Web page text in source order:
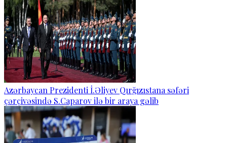
Azərbaycan Prezidenti İ.Əliyev Qırğızıstana səfəri
çərçivəsində S.Caparov ilə bir araya gəlib